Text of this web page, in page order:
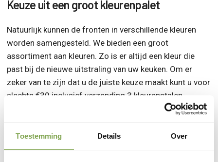
Toestemming Details Over
Keuze uit een groot kleurenpalet
Natuurlijk kunnen de fronten in verschillende kleuren
worden samengesteld. We bieden een groot
assortiment aan kleuren. Zo is er altijd een kleur die
past bij de nieuwe uitstraling van uw keuken. Om er
zeker van te zijn dat u de juiste keuze maakt kunt u voor
slechts €30 inclusief verzending 3 kleurenstalen
opvragen. Besluit u om de keukendeuren definitief bij
ons te bestellen? En geeft u de stalen mee retour? Dan
brengen wij dit bedrag in minder op de rekening.